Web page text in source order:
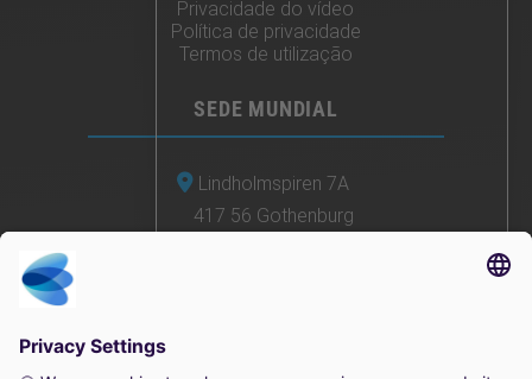
Privacidade do vídeo
Política de privacidade
Termos de utilização
SEDE MUNDIAL
Lindholmspiren 7A
417 56 Gothenburg